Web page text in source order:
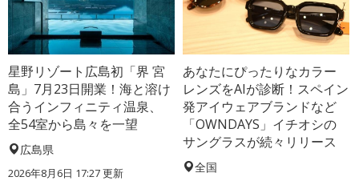
星野リゾート広島初「界 宮
島」7月23日開業！海と溶け
合うインフィニティ温泉、
全54室から島々を一望
広島県
2026年8月6日 17:27更新
あなたにぴったりなカラー
レンズをAIが診断！スペイン
発アイウェアブランドなど
「OWNDAYS」イチオシの
サングラスが続々リリース
全国